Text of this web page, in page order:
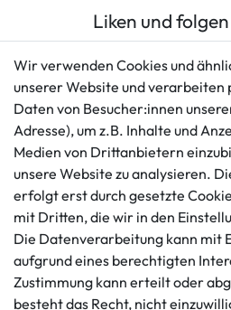
Liken und folgen
Kundenservice
+49 421 596586
Mo. - Fr. 9 - 16 Uhr
info@gameworld.de
Kontaktformular
AGB
Informationen
Ankauf
Wir verwenden Cookies und
unserer Website und verarbeiten
Daten von Besucher:innen
Adresse), um z.B. Inhalte und
Medien von Drittanbietern
unsere Website zu analysieren.
erfolgt erst durch gesetzte
mit Dritten, die wir in den
Die Datenverarbeitung kann mit
aufgrund eines berechtigten
Zustimmung kann erteilt oder
besteht das Recht, nicht